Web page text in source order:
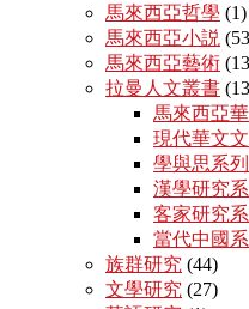
馬來西亞哲學 (1)
馬來西亞小説
馬來西亞藝術
拉曼人文叢書
馬來西亞
現代華文
學與思系列
漢學研究系
客家研究系
當代中國系
族群研究 (44)
文學研究 (27)